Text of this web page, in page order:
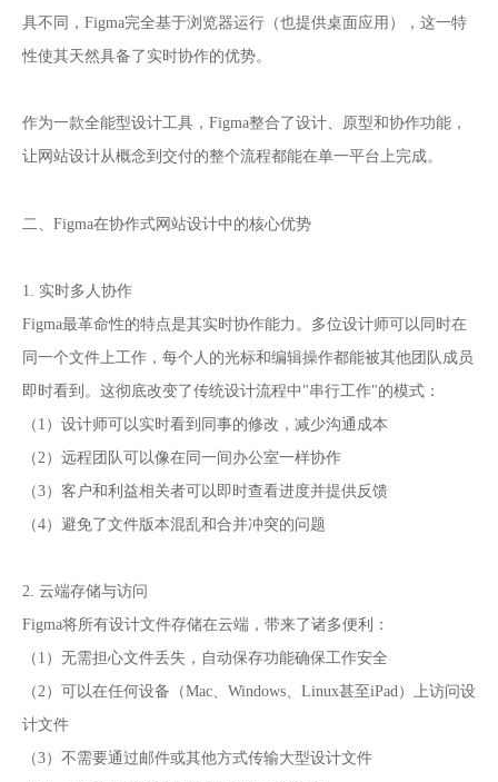
具不同，Figma完全基于浏览器运行（也提供桌面应用），这一特
性使其天然具备了实时协作的优势。
作为一款全能型设计工具，Figma整合了设计、原型和协作功能，
让网站设计从概念到交付的整个流程都能在单一平台上完成。
二、Figma在协作式网站设计中的核心优势
1. 实时多人协作
Figma最革命性的特点是其实时协作能力。多位设计师可以同时在
同一个文件上工作，每个人的光标和编辑操作都能被其他团队成员
即时看到。这彻底改变了传统设计流程中"串行工作"的模式：
（1）设计师可以实时看到同事的修改，减少沟通成本
（2）远程团队可以像在同一间办公室一样协作
（3）客户和利益相关者可以即时查看进度并提供反馈
（4）避免了文件版本混乱和合并冲突的问题
2. 云端存储与访问
Figma将所有设计文件存储在云端，带来了诸多便利：
（1）无需担心文件丢失，自动保存功能确保工作安全
（2）可以在任何设备（Mac、Windows、Linux甚至iPad）上访问设
计文件
（3）不需要通过邮件或其他方式传输大型设计文件